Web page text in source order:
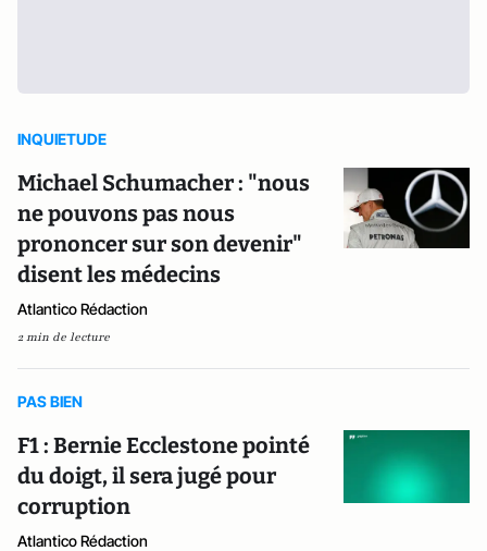
INQUIETUDE
Michael Schumacher : "nous
ne pouvons pas nous
prononcer sur son devenir"
disent les médecins
Atlantico Rédaction
2 min de lecture
PAS BIEN
F1 : Bernie Ecclestone pointé
du doigt, il sera jugé pour
corruption
Atlantico Rédaction